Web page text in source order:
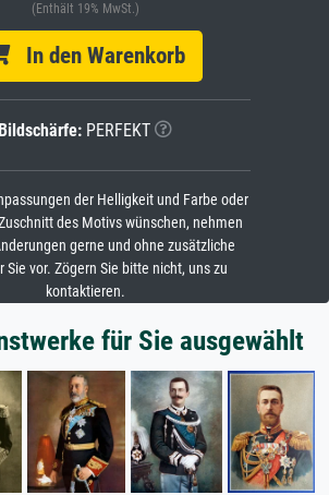
(Enthält 19% MwSt.)
In den Warenkorb
Bildschärfe: PERFEKT
der Helligkeit und Farbe oder
des Motivs wünschen, nehmen
gerne und ohne zusätzliche
Sie vor. Zögern Sie bitte nicht, uns zu
kontaktieren.
für Sie ausgewählt